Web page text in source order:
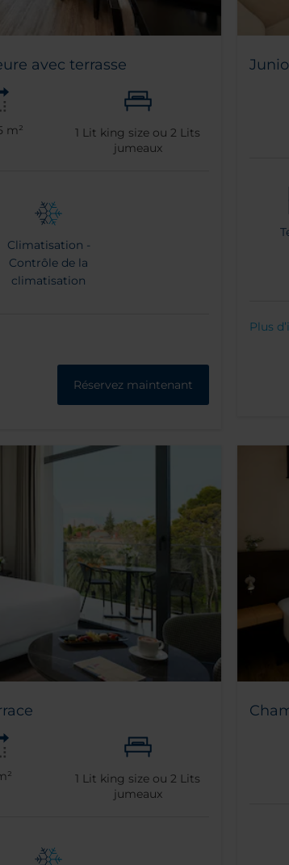
avec terrasse
m² 1 Lit king size ou2 Lits
jumeaux
Climatisation -
Contrôle de la
climatisation
Réservez maintenant
Plus
1 Lit king size ou2 Lits
jumeaux